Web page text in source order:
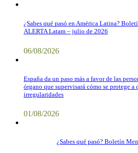
¿Sabes qué pasó en América Latina?
ALERTA Latam – julio de 2026
06/08/2026
España da un paso más a favor de las
órgano que supervisará cómo se protege a
irregularidades
01/08/2026
¿Sabes qué pasó? Boletín